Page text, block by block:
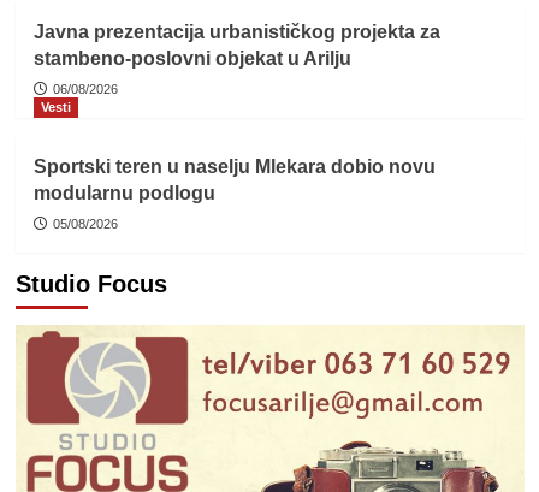
Javna prezentacija urbanističkog projekta za
stambeno-poslovni objekat u Arilju
06/08/2026
Vesti
Sportski teren u naselju Mlekara dobio novu
modularnu podlogu
05/08/2026
Studio Focus